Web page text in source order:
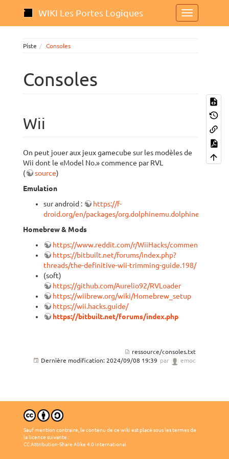
WIKI Les Portes Logiques
Piste Consoles
Consoles
Wii
On peut jouer aux jeux gamecube sur les modèles de
Wii dont le «Model No.» commence par RVL
(
source)
Emulation
sur android :
https://f-
droid.org/en/packages/org.dolphinemu.dolphinemu/
Homebrew & Mods
https://www.reddit.com/r/WiiHacks/comments/
https://bitbuilt.net/forums/index.php?
threads/the-definitive-wii-trimming-guide.198/
(soft)
https://github.com/Aurelio92/RVLoader
https://wiibrew.org/wiki/Homebrew_setup
https://wii.hacks.guide/
https://bitbuilt.net/forums/index.php
ressource/consoles.txt
Dernière modification: 2024/09/08 19:39 par emoc
Sauf mention contraire, le contenu de ce wiki est placé sous les termes de
la licence suivante :
CC Attribution-Share Alike 4.0 International